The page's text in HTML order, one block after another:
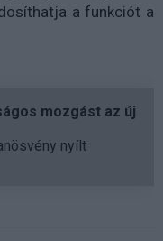
a funkciót a
mozgást az új
nyílt